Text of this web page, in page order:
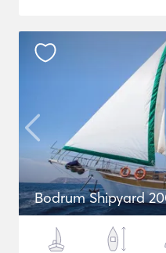
Bodrum Shipyard